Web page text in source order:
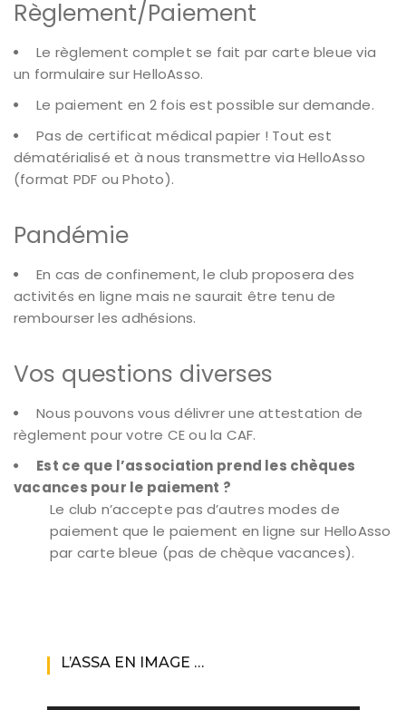
Règlement/Paiement
Le règlement complet se fait par carte bleue via
un formulaire sur HelloAsso.
Le paiement en 2 fois est possible sur demande.
Pas de certificat médical papier ! Tout est
dématérialisé et à nous transmettre via HelloAsso
(format PDF ou Photo).
Pandémie
En cas de confinement, le club proposera des
activités en ligne mais ne saurait être tenu de
rembourser les adhésions.
Vos questions diverses
Nous pouvons vous délivrer une attestation de
règlement pour votre CE ou la CAF.
Est ce que l’association prend les chèques
vacances pour le paiement ?
Le club n’accepte pas d’autres modes de
paiement que le paiement en ligne sur HelloAsso
par carte bleue (pas de chèque vacances).
L’ASSA EN IMAGE …